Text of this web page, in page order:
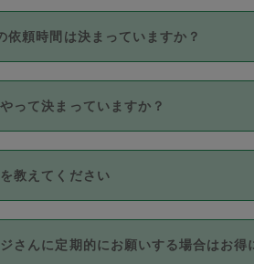
依頼時間は決まっていますか？
き3時間固定です。3時間を超えて依頼
利用いただくには、タスカジさんに
なお、3時間を下回っても、値引き等
って決まっていますか？
帯の中からタスカジさん自身が価格
の価格設定には最初は制限があり、
能な最高額が上がっていく仕組みにな
教えてください
クレジットカード（Visa／Master／
なります。
さんに定期的にお願いする場合はお得